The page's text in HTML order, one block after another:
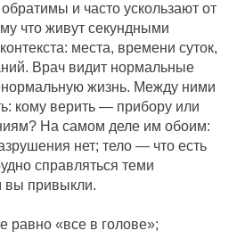
и часто ускользают от
что живут секундными
места, времени суток,
Врач видит нормальные
жизнь. Между ними
кому верить — прибору или
На самом деле им обоим:
нет; тело — что есть
справляться теми
вы привыкли.
равно «все в голове»;